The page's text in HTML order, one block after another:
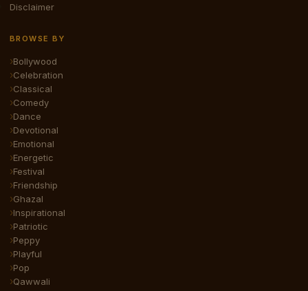
Disclaimer
BROWSE BY
Bollywood
Celebration
Classical
Comedy
Dance
Devotional
Emotional
Energetic
Festival
Friendship
Ghazal
Inspirational
Patriotic
Peppy
Playful
Pop
Qawwali